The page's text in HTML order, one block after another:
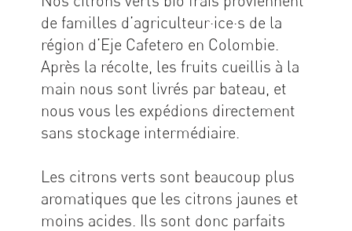
de familles d’agriculteur·ice·s de la
région d’Eje Cafetero en Colombie.
Après la récolte, les fruits cueillis à la
main nous sont livrés par bateau, et
nous vous les expédions directement
sans stockage intermédiaire.
Les citrons verts sont beaucoup plus
aromatiques que les citrons jaunes et
moins acides. Ils sont donc parfaits